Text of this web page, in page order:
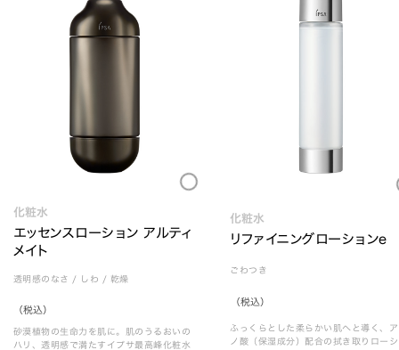
Loading...
化粧水
エッセンスローション アルティ
メイト
透明感のなさ / しわ / 乾燥
（税込）
砂漠植物の生命力を肌に。肌のうるおいの
ハリ、透明感で満たすイプサ最高峰化粧水
化粧水
リファイニングローションe
ごわつき
（税込）
ふっくらとした柔らかい肌へと導く、
ノ酸（保湿成分）配合の拭き取りロー